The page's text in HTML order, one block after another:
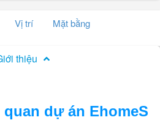
Vị trí Mặt bằng
thiệu
dự án EhomeS